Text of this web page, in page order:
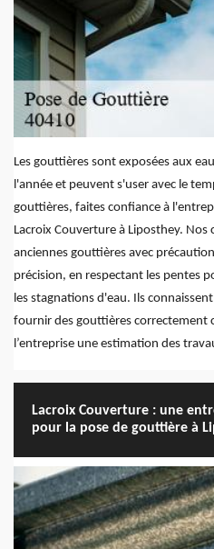
Les gouttières sont exposées aux
l'année et peuvent s'user avec le
gouttières, faites confiance à
Lacroix Couverture à Liposthey.
anciennes gouttières avec
précision, en respectant les pentes
les stagnations d'eau. Ils
fournir des gouttières correctement
l’entreprise une estimation des
Lacroix Couverture : une
pour la pose de gouttière à